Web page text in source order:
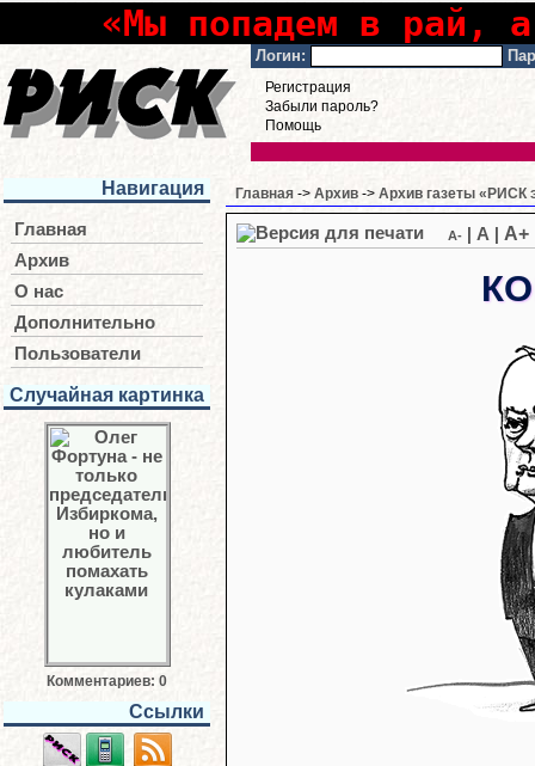
«Мы попадем в рай,
Логин:
Регистрация
Забыли пароль?
Помощь
Навигация
Главная
Архив
О нас
Дополнительно
Пользователи
Случайная картинка
Комментариев: 0
Ссылки
Главная -> Архив -> Архив газеты «РИСК
A- A A+